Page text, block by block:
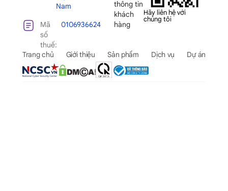
Nam
Mã
số
thuế:
0106936624
thông tin
khách
hàng
Hãy liên hệ với
chúng tôi
Trang chủ Giới thiệu Sản phẩm Dịch vụ Dự án